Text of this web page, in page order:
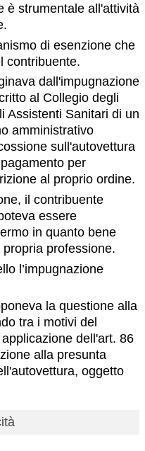
è strumentale all'attività
di esenzione che
contribuente.
dall'impugnazione
al Collegio degli
Assistenti Sanitari di un
amministrativo
sull'autovettura
per
al proprio ordine.
il contribuente
essere
in quanto bene
professione.
l’impugnazione
la questione alla
tra i motivi del
dell'art. 86
alla presunta
oggetto